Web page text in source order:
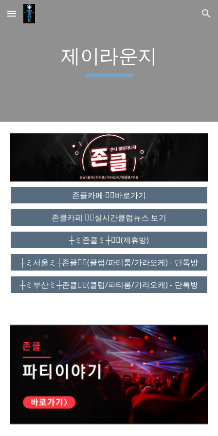
Skip to main content Skip to navigation
제이라운지
존클카페 ❤️‍🔥바로가기
존클카페 ❤️‍🔥실시간클럽뉴스 보기
┼ミ존클ミ┼❤️‍🔥(제휴방)
┼ミ서울ミ┼존클❤️‍🔥(클럽/파티룸/가라오케) - 단톡방
┼ミ부산ミ┼존클❤️‍🔥(클럽/파티룸/가라오케) - 단톡방